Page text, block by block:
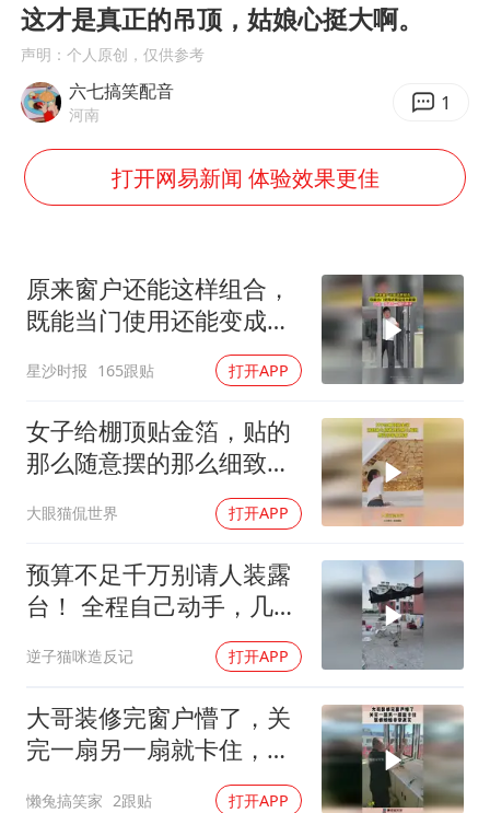
女子被狗舔脚确诊三级暴露 医生回应
“中国蔬菜之乡”最高温达41.8℃
美参院通过一项对俄能源领域制裁法案
夯实基础开新局
这才是真正的吊顶，姑娘心挺大啊。
声明：个人原创，仅供参考
六七搞笑配音
河南 1
打开网易新闻 体验效果更佳
原来窗户还能这样组合，
既能当门使用还能变成半
截窗，网友：很适合一楼
的房子
星沙时报 165跟贴 打开APP
女子给棚顶贴金箔，贴的
那么随意摆的那么细致，
大眼猫侃世界 打开APP
预算不足千万别请人装露
台！ 全程自己动手，几千
逆子猫咪造反记 打开APP
大哥装修完窗户懵了，关
完一扇另一扇就卡住，装
懒兔搞笑家 2跟贴 打开APP